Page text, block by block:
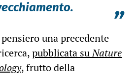
”
una precedente
pubblicata suNature
, frutto della